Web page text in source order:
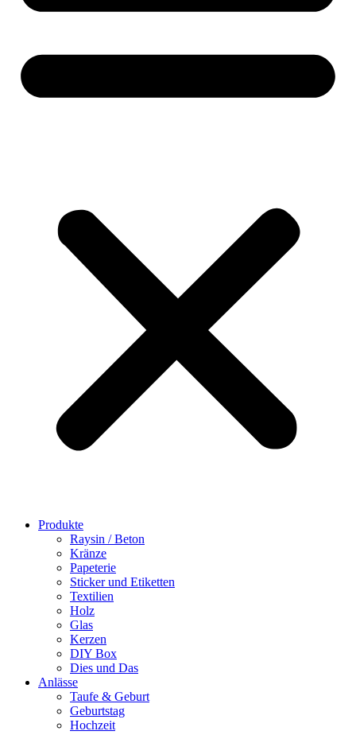
Produkte
Raysin / Beton
Kränze
Papeterie
Sticker und Etiketten
Textilien
Holz
Glas
Kerzen
DIY Box
Dies und Das
Anlässe
Taufe & Geburt
Geburtstag
Hochzeit